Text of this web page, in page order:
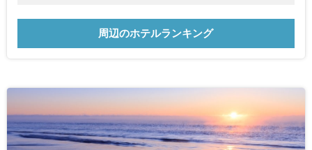
周辺のホテルランキング